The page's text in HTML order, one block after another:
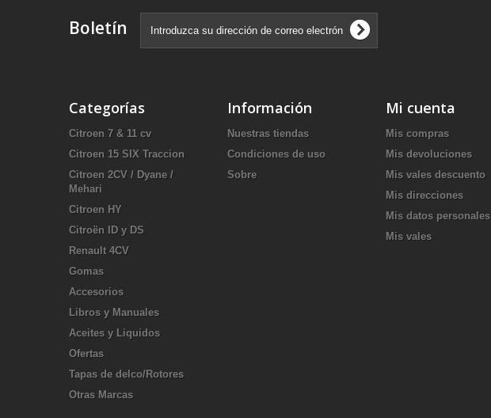
Boletín
Categorías
Citroen 7 & 11 cv
Citroen 15 SIX Traccion
Citroen 2CV / Dyane /
Mehari
Citroen HY
Citroën ID y DS
Renault 4CV
Gomas
Accesorios
Libros y Manuales
Aceites y Liquidos
Ofertas
Tapas de delco/Rotores
Otras Marcas
Información
Nuestras tiendas
Condiciones de uso
Sobre
Mi cuenta
Mis compras
Mis devoluciones
Mis vales descuento
Mis direcciones
Mis datos personales
Mis vales